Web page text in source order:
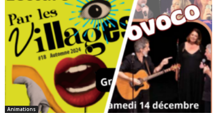
Animations